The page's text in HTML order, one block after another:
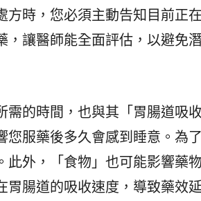
方時，您必須主動告知目前正
，讓醫師能全面評估，以避免
需的時間，也與其「胃腸道吸
您服藥後多久會感到睡意。為
此外，「食物」也可能影響藥
胃腸道的吸收速度，導致藥效